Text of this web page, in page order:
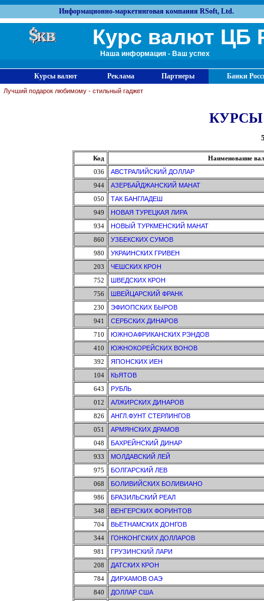
Информационно-маркетинговая компания RSoft, Ltd.
Курс валют ЦБ
Наша информация - Ваш успех
Курсы валют Реклама Партнеры Банки
Лучший подарок любимому - стильный гаджет
Код
Наименование
036
АВСТРАЛИЙСКИЙ ДОЛЛАР
944
АЗЕРБАЙДЖАНСКИЙ МАНАТ
050
ТАК БАНГЛАДЕШ
949
НОВАЯ ТУРЕЦКАЯ ЛИРА
934
НОВЫЙ ТУРКМЕНСКИЙ МАНАТ
860
УЗБЕКСКИХ СУМОВ
980
УКРАИНСКИХ ГРИВЕН
203
ЧЕШСКИХ КРОН
752
ШВЕДСКИХ КРОН
756
ШВЕЙЦАРСКИЙ ФРАНК
230
ЭФИОПСКИХ БЫРОВ
941
СЕРБСКИХ ДИНАРОВ
710
ЮЖНОАФРИКАНСКИХ РЭНДОВ
410
ЮЖНОКОРЕЙСКИХ ВОНОВ
392
ЯПОНСКИХ ИЕН
104
КЬЯТОВ
643
РУБЛЬ
012
АЛЖИРСКИХ ДИНАРОВ
826
АНГЛ.ФУНТ СТЕРЛИНГОВ
051
АРМЯНСКИХ ДРАМОВ
048
БАХРЕЙНСКИЙ ДИНАР
933
МОЛДАВСКИЙ ЛЕЙ
975
БОЛГАРСКИЙ ЛЕВ
068
БОЛИВИЙСКИХ БОЛИВИАНО
986
БРАЗИЛЬСКИЙ РЕАЛ
348
ВЕНГЕРСКИХ ФОРИНТОВ
704
ВЬЕТНАМСКИХ ДОНГОВ
344
ГОНКОНГСКИХ ДОЛЛАРОВ
981
ГРУЗИНСКИЙ ЛАРИ
208
ДАТСКИХ КРОН
784
ДИРХАМОВ ОАЭ
840
ДОЛЛАР США